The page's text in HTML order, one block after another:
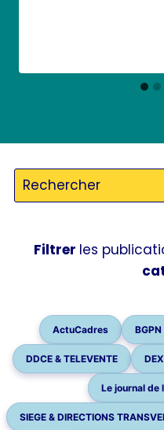
Filtrer les
ActuCadres BGPN
DDCE & TELEVENTE
Le journal de
SIEGE & DIRECTIONS